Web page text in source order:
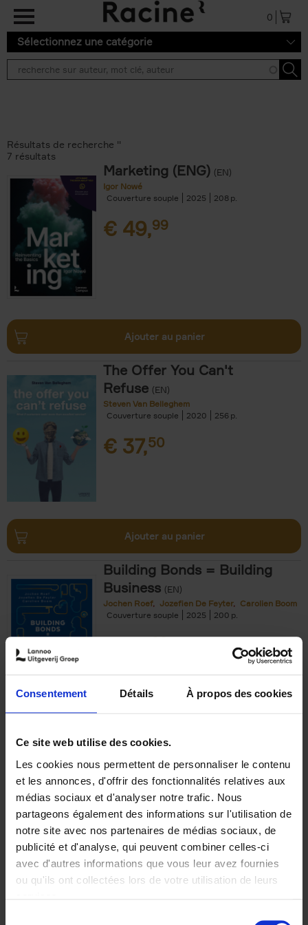
Consentement Détails À propos des cookies
Ce site web utilise des cookies.
Les cookies nous permettent de personnaliser le contenu
et les annonces, d'offrir des fonctionnalités relatives aux
médias sociaux et d'analyser notre trafic. Nous
partageons également des informations sur l'utilisation de
notre site avec nos partenaires de médias sociaux, de
publicité et d'analyse, qui peuvent combiner celles-ci
avec d'autres informations que vous leur avez fournies
ou qu'ils ont collectées lors de votre utilisation de leurs
Aller au contenu principal
0
Sélectionnez une catégorie
Résultats de recherche ''
7 résultats
Marketing (ENG) (EN)
Igor Nowé
Couverture souple
2025 208
€ 49,99
Ajouter au panier
The Offer You Can't
Refuse (EN)
Steven Van Belleghem
Couverture souple
2020 256
€ 37,50
Ajouter au panier
Building Bonds = Building
Business (EN)
Jochen Roef Jozefien De Feyter
Carolien Boom
Couverture souple
2025 200
€29,99
Optichannel Retail. Beyond
the Digital Hysteria
Gino Van Ossel
Autre finition
2019 350
€29,99